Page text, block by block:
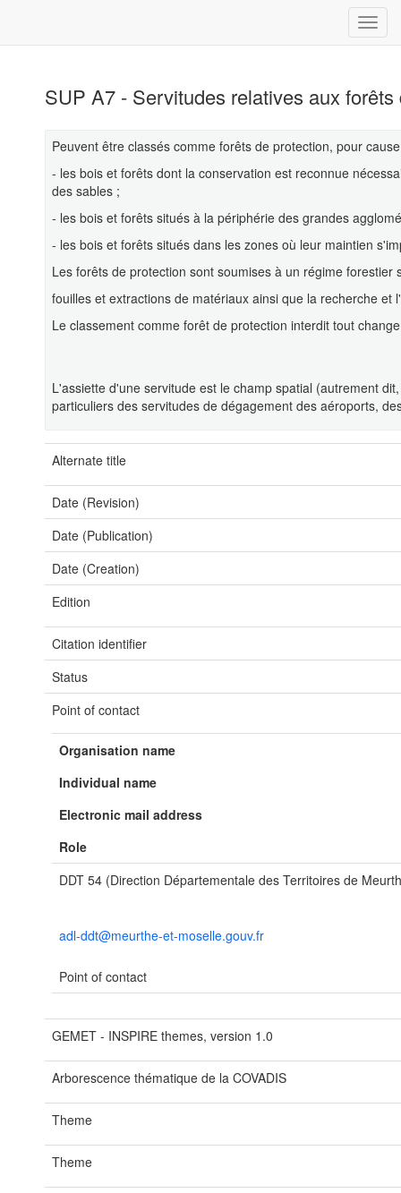
SUP A7 - Servitudes relatives aux
Peuvent être classés comme forêts de protection, pour
- les bois et forêts dont la conservation est reconnue
des sables ;
- les bois et forêts situés à la périphérie des grandes
- les bois et forêts situés dans les zones où leur maintien
Les forêts de protection sont soumises à un régime
fouilles et extractions de matériaux ainsi que la recherche
Le classement comme forêt de protection interdit tout
L'assiette d'une servitude est le champ spatial (autrement
particuliers des servitudes de dégagement des aéroports,
Alternate title
Date (Revision)
Date (Publication)
Date (Creation)
Edition
Citation identifier
Status
Point of contact
Organisation name
Individual name
Electronic mail address
Role
DDT 54 (Direction Départementale des Territoires de
adl-ddt@meurthe-et-moselle.gouv.fr
Point of contact
GEMET - INSPIRE themes, version 1.0
Arborescence thématique de la COVADIS
Theme
Theme